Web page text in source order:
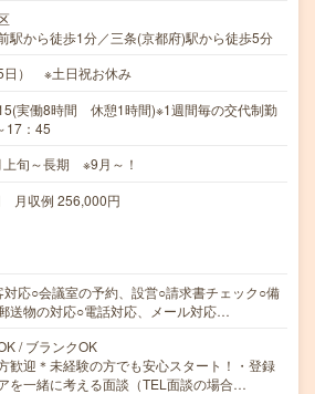
駅から徒歩1分／三条(京都府)駅から徒歩5分
日） ※土日祝お休み
実働8時間 休憩1時間)※1週間毎の交代制勤
17：45
旬～長期 ※9月～！
月収例 256,000円
対応○会議室の予約、設営○請求書チェック○備
送物の対応○電話対応、メール対応…
/ ブランクOK
歓迎＊未経験の方でも安心スタート！・登録
を一緒に考える面談（TEL面談の場合…